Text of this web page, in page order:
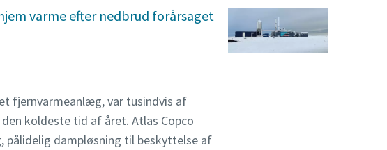
varme efter nedbrud forårsaget
fjernvarmeanlæg, var tusindvis af
koldeste tid af året. Atlas Copco
pålidelig dampløsning til beskyttelse af